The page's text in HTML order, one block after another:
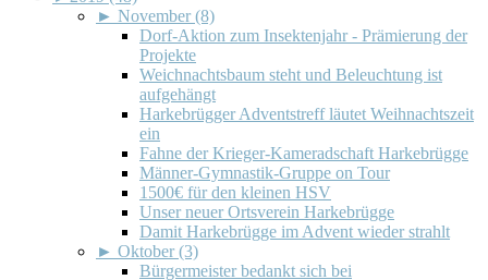
► November (8)
Dorf-Aktion zum Insektenjahr - Prämierung der
Projekte
Weichnachtsbaum steht und Beleuchtung ist
aufgehängt
Harkebrügger Adventstreff läutet Weihnachtszeit
ein
Fahne der Krieger-Kameradschaft Harkebrügge
Männer-Gymnastik-Gruppe on Tour
1500€ für den kleinen HSV
Unser neuer Ortsverein Harkebrügge
Damit Harkebrügge im Advent wieder strahlt
► Oktober (3)
Bürgermeister bedankt sich bei